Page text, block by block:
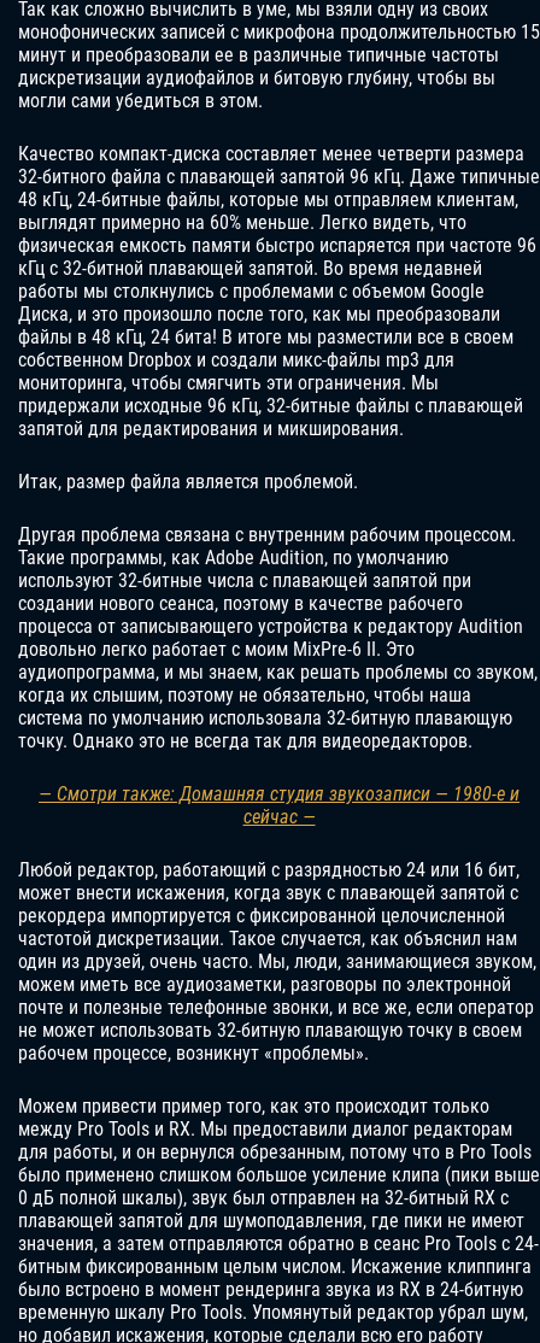
Так как сложно вычислить в уме, мы взяли одну из своих
монофонических записей с микрофона продолжительностью 15
минут и преобразовали ее в различные типичные частоты
дискретизации аудиофайлов и битовую глубину, чтобы вы
могли сами убедиться в этом.
Качество компакт-диска составляет менее четверти размера
32-битного файла с плавающей запятой 96 кГц. Даже типичные
48 кГц, 24-битные файлы, которые мы отправляем клиентам,
выглядят примерно на 60% меньше. Легко видеть, что
физическая емкость памяти быстро испаряется при частоте 96
кГц с 32-битной плавающей запятой. Во время недавней
работы мы столкнулись с проблемами с объемом Google
Диска, и это произошло после того, как мы преобразовали
файлы в 48 кГц, 24 бита! В итоге мы разместили все в своем
собственном Dropbox и создали микс-файлы mp3 для
мониторинга, чтобы смягчить эти ограничения. Мы
придержали исходные 96 кГц, 32-битные файлы с плавающей
запятой для редактирования и микширования.
Итак, размер файла является проблемой.
Другая проблема связана с внутренним рабочим процессом.
Такие программы, как Adobe Audition, по умолчанию
используют 32-битные числа с плавающей запятой при
создании нового сеанса, поэтому в качестве рабочего
процесса от записывающего устройства к редактору Audition
довольно легко работает с моим MixPre-6 II. Это
аудиопрограмма, и мы знаем, как решать проблемы со звуком,
когда их слышим, поэтому не обязательно, чтобы наша
система по умолчанию использовала 32-битную плавающую
точку. Однако это не всегда так для видеоредакторов.
— Смотри также: Домашняя студия звукозаписи — 1980-е и
сейчас —
Любой редактор, работающий с разрядностью 24 или 16 бит,
может внести искажения, когда звук с плавающей запятой с
рекордера импортируется с фиксированной целочисленной
частотой дискретизации. Такое случается, как объяснил нам
один из друзей, очень часто. Мы, люди, занимающиеся звуком,
можем иметь все аудиозаметки, разговоры по электронной
почте и полезные телефонные звонки, и все же, если оператор
не может использовать 32-битную плавающую точку в своем
рабочем процессе, возникнут «проблемы».
Можем привести пример того, как это происходит только
между Pro Tools и RX. Мы предоставили диалог редакторам
для работы, и он вернулся обрезанным, потому что в Pro Tools
было применено слишком большое усиление клипа (пики выше
0 дБ полной шкалы), звук был отправлен на 32-битный RX с
плавающей запятой для шумоподавления, где пики не имеют
значения, а затем отправляются обратно в сеанс Pro Tools с 24-
битным фиксированным целым числом. Искажение клиппинга
было встроено в момент рендеринга звука из RX в 24-битную
временную шкалу Pro Tools. Упомянутый редактор убрал шум,
но добавил искажения, которые сделали всю его работу